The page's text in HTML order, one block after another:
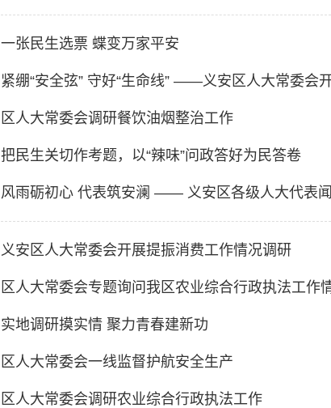
一张民生选票 蝶变万家平安
紧绷“安全弦” 守好“生命线” ——义安区人大常委会
区人大常委会调研餐饮油烟整治工作
把民生关切作考题，以“辣味”问政答好为民答卷
风雨砺初心 代表筑安澜 —— 义安区各级人大代表闻
义安区人大常委会开展提振消费工作情况调研
区人大常委会专题询问我区农业综合行政执法工作
实地调研摸实情 聚力青春建新功
区人大常委会一线监督护航安全生产
区人大常委会调研农业综合行政执法工作